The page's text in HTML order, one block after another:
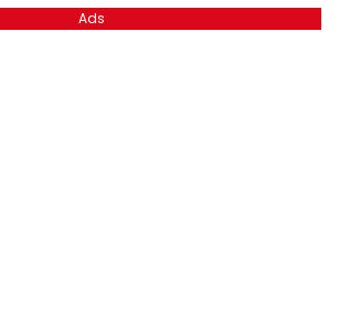
Ads